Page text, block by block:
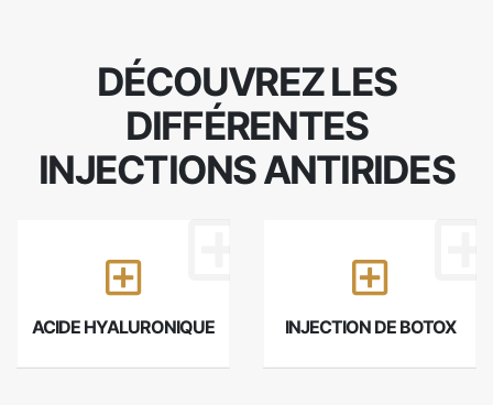
DÉCOUVREZ LES
DIFFÉRENTES
INJECTIONS ANTIRIDES
ACIDE HYALURONIQUE INJECTION DE BOTOX